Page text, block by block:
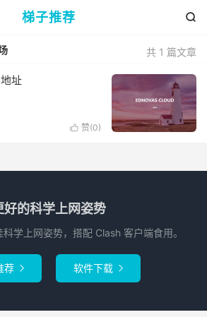
梯子推荐 
共 1 篇文章
址
 赞(0)
好的科学上网姿势
学上网姿势，搭配 Clash 客户端食用。
荐  软件下载 